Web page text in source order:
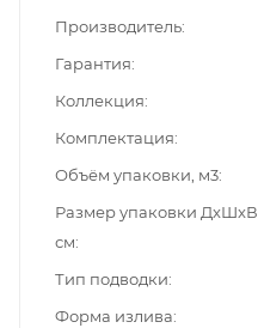
Производитель
Гарантия
Коллекция
Комплектация
Объём упаковки, м3
Размер упаковки ДxШxВ,
см
Тип подводки
Форма излива